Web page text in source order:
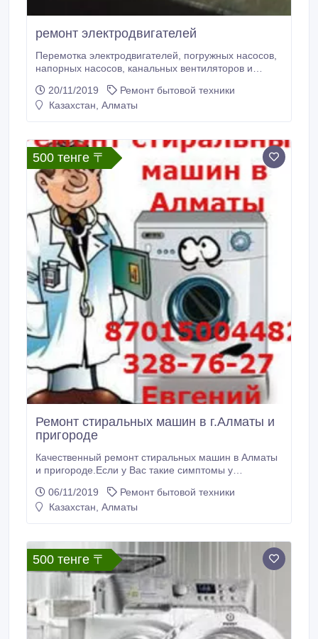
ремонт электродвигателей
Перемотка электродвигателей, погружных насосов,
напорных насосов, канальных вентиляторов и
компрессоров, немасляных трансформаторов,
генераторов бензиновых и дизельных
вольт электродвигателей.
20/11/2019
Ремонт бытовой техники
Казахстан, Алматы
500 тенге 〒
Ремонт стиральных машин в г.Алматы и
пригороде
Качественный ремонт стиральных машин в Алматы
и пригороде.Если у Вас такие симптомы у
или громко стучит; - не греет воду; - долго стирает
(больше положенного программой времени); - не
горит индикация, дисплей не освящен, не горит
контрольная лампочка; - не открывается люк,
дверца; - стиральная машина остановилась в
процессе стирки; - постоянно заливает воду; - сбой
в программе , то звоните Нам мы отремонтируем
Вашу стиральную машинку.
06/11/2019
Ремонт бытовой техники
Казахстан, Алматы
500 тенге 〒